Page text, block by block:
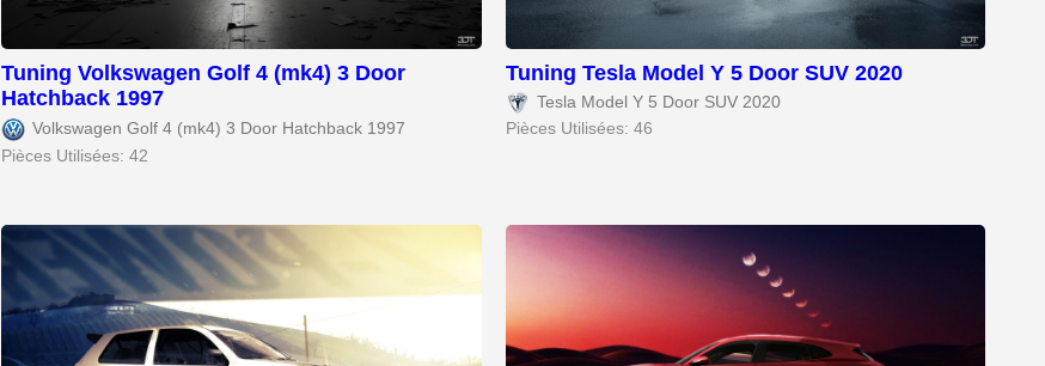
Tuning Volkswagen Golf 4 (mk4) 3 Door
Hatchback 1997
Volkswagen Golf 4 (mk4) 3 Door Hatchback 1997
Pièces Utilisées: 42
Tuning Tesla Model Y 5 Door SUV 2020
Tesla Model Y 5 Door SUV 2020
Pièces Utilisées: 46